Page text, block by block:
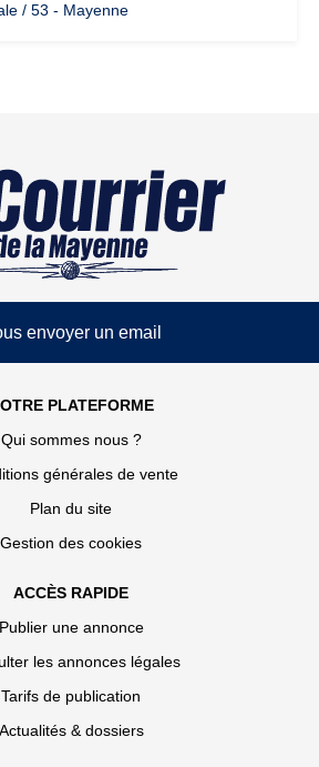
/ 53 - Mayenne
envoyer un email
PLATEFORME
Qui sommes nous ?
générales de vente
Plan du site
Gestion des cookies
ACCÈS RAPIDE
Publier une annonce
les annonces légales
Tarifs de publication
Actualités & dossiers